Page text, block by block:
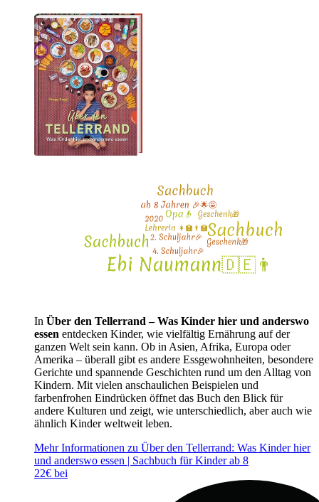
In Über den Tellerrand – Was Kinder hier und anderswo
essen entdecken Kinder, wie vielfältig Ernährung auf der
ganzen Welt sein kann. Ob in Asien, Afrika, Europa oder
Amerika – überall gibt es andere Essgewohnheiten, besondere
Gerichte und spannende Geschichten rund um den Alltag von
Kindern. Mit vielen anschaulichen Beispielen und
farbenfrohen Eindrücken öffnet das Buch den Blick für
andere Kulturen und zeigt, wie unterschiedlich, aber auch wie
ähnlich Kinder weltweit leben.
Mehr Informationen zu Über den Tellerrand: Was Kinder hier
und anderswo essen | Sachbuch für Kinder ab 8
22€ bei